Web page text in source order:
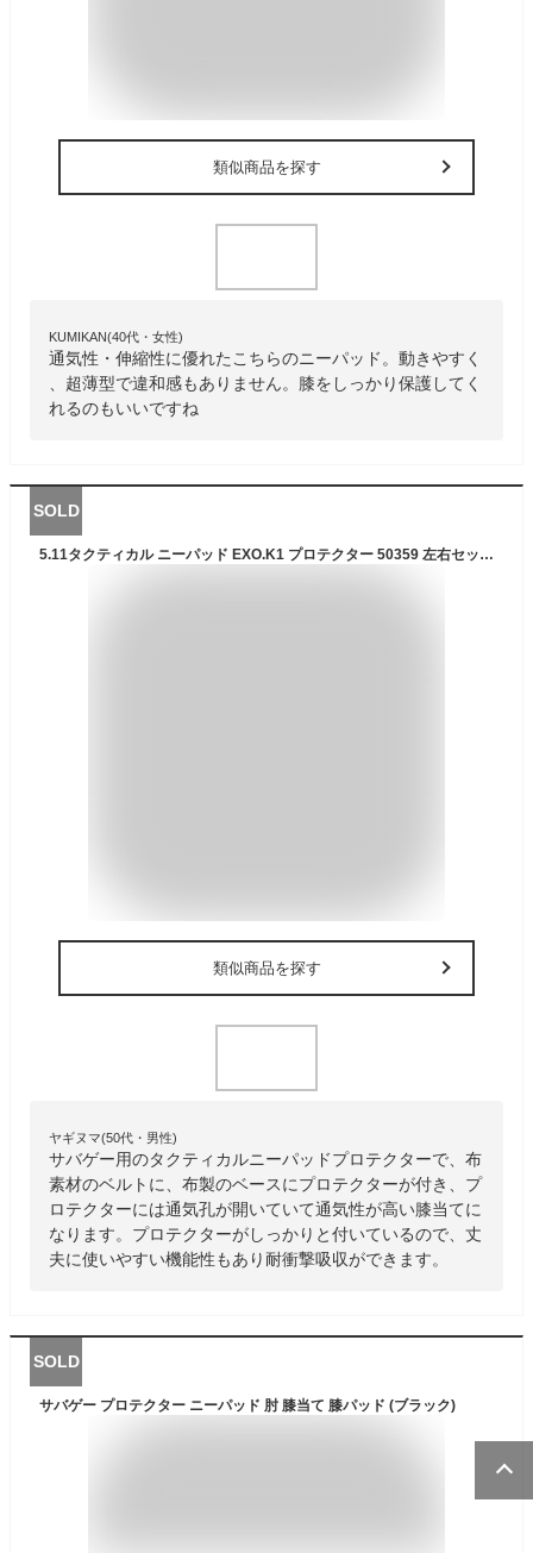
類似商品を探す
KUMIKAN(40代・女性)
通気性・伸縮性に優れたこちらのニーパッド。動きやすく
、超薄型で違和感もありません。膝をしっかり保護してく
れるのもいいですね
SOLD
5.11タクティカル ニーパッド EXO.K1 プロテクター 50359 左右セット 5.11Tactical ファイブイレブンタクティカル KNEE PADS 二—パット 膝パッド 膝あて ひざパッド ひざあて サポーター ミリタリー サバゲー アウトドア ニープロテクター ニーパット ヒザあて
類似商品を探す
ヤギヌマ(50代・男性)
サバゲー用のタクティカルニーパッドプロテクターで、布
素材のベルトに、布製のベースにプロテクターが付き、プ
ロテクターには通気孔が開いていて通気性が高い膝当てに
なります。プロテクターがしっかりと付いているので、丈
夫に使いやすい機能性もあり耐衝撃吸収ができます。
SOLD
サバゲー プロテクター ニーパッド 肘 膝当て 膝パッド (ブラック)